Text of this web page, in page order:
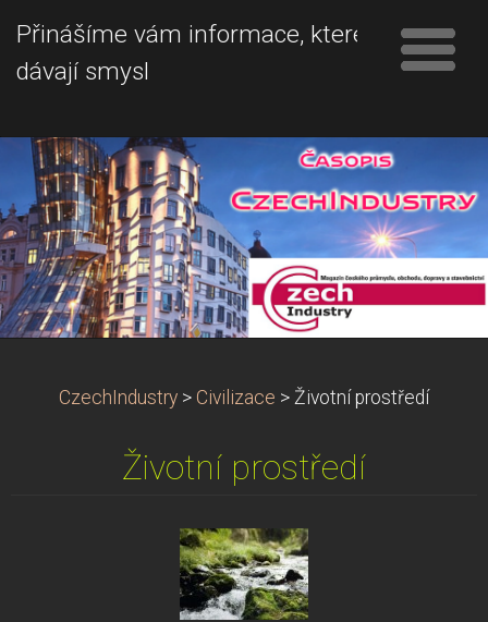
Přinášíme vám informace, které
dávají smysl
CzechIndustry > Civilizace > Životní prostředí
Životní prostředí